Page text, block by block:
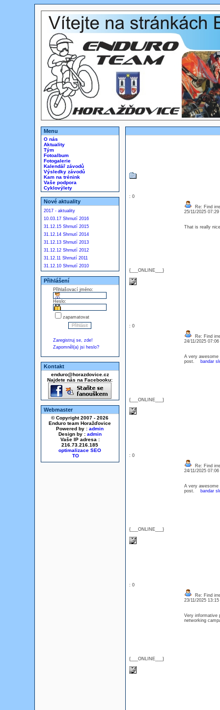
Menu
O nás
Aktuality
Tým
Fotoalbum
Fotogalerie
Kalendář závodů
Výsledky závodů
Kam na trénink
Vaše podpora
Cyklovýlety
Nové aktuality
2017 - aktuality
10.03.17 Shrnutí 2016
31.12.15 Shrnutí 2015
31.12.14 Shrnutí 2014
31.12.13 Shrnutí 2013
31.12.12 Shrnutí 2012
31.12.11 Shrnutí 2011
31.12.10 Shrnutí 2010
Přihlášení
Přihlašovací jméno:
Heslo:
zapamatovat
Zaregistruj se, zde!
Zapomněl(a) jsi heslo?
Kontakt
enduro@horazdovice.cz
Najdete nás na Facebooku:
Webmaster
© Copyright 2007 - 2026
Enduro team Horažďovice
Powered by : admin
Design by : admin
Vaše IP adresa :
216.73.216.185
optimalizace SEO
: 0
{___ONLINE___}
Re: Find
25/11/2025
That is really
: 0
{___ONLINE___}
Re: Find
24/11/2025
A very awesome
post.
bandar
: 0
{___ONLINE___}
Re: Find
24/11/2025
A very awesome
post.
bandar
: 0
{___ONLINE___}
Re: Find
23/11/2025
Very informative
networking